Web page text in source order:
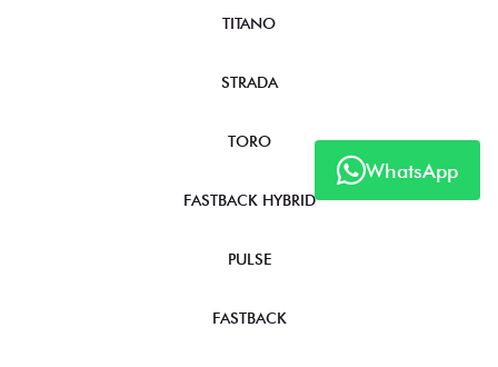
WhatsApp
TITANO
STRADA
TORO
FASTBACK HYBRID
PULSE
FASTBACK